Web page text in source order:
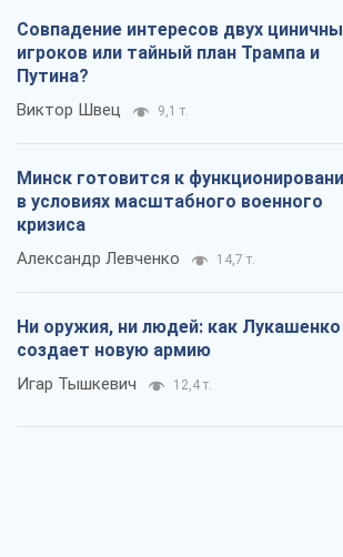
Совпадение интересов двух
игроков или тайный план Трампа и
Путина?
Виктор Швец 9,1 т.
Минск готовится к
в условиях масштабного военного
кризиса
Александр Левченко 14,7 т.
Ни оружия, ни людей: как Лукашенко
создает новую армию
Игар Тышкевич 12,4 т.